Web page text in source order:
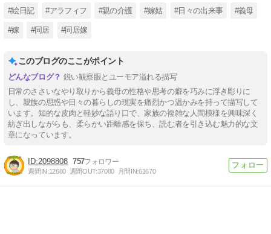
#絵日記 #アラフィフ #親の介護 #嫁姑 #日々の出来事 #義母
#嫁 #同居 #同居嫁
このブログのここがポイント
鋭い観察眼とユーモア溢れる描写
日常のささいなやり取りから義母の性格や思考の癖を巧みに浮き彫りに
し、親族の思惑や日々の暮らしの現実を痛烈かつ温かみを持って描写して
います。知的な皮肉と軽妙な語り口で、家族の複雑な人間模様を興味深く
紡ぎ出しながらも、柔らかい距離感を保ち、読む者を引き込む魅力的な文
章になっています。
2098808 757
週間IN:12680 週間OUT:37080 月間IN:61670